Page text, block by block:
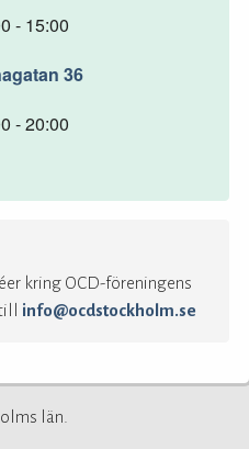
- 15:00
36
- 20:00
kring OCD-föreningens
info@ocdstockholm.se
län.